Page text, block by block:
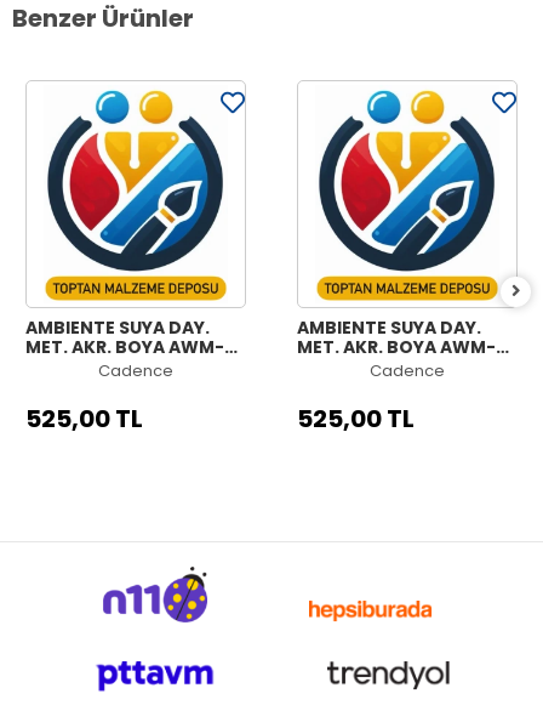
Benzer Ürünler
AMBIENTE SUYA DAY.
MET. AKR. BOYA AWM-
07 ANTRASİT 250ML +
Cadence
525,00 TL
AMBIENTE SUYA DAY.
MET. AKR. BOYA AWM-
06 GÜMÜŞ 250ML +
Cadence
525,00 TL